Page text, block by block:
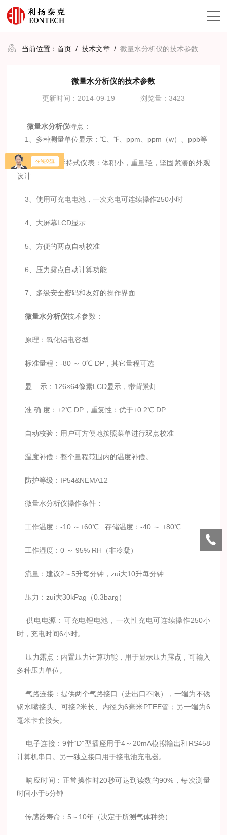
当前位置：首页 /技术文章 /微量水分析仪的技术参数
微量水分析仪的技术参数
更新时间：2014-09-19 浏览量：3423
微量水分析仪特点：
1、多种测量单位显示：℃、℉、ppm、ppm（w）、ppb等
2、真正的手持式仪表：体积小，重量轻，坚固紧凑的外观
设计
3、使用可充电电池，一次充电可连续操作250小时
4、大屏幕LCD显示
5、方便的两点自动校准
6、压力露点自动计算功能
7、多级安全密码和友好的操作界面
微量水分析仪技术参数：
原理：氧化铝电容型
标准量程：-80 ～ 0℃ DP，其它量程可选
显 示：126×64像素LCD显示，带背景灯
准 确 度：±2℃ DP，重复性：优于±0.2℃ DP
自动校验：用户可方便地按照菜单进行双点校准
温度补偿：整个量程范围内的温度补偿。
防护等级：IP54&NEMA12
微量水分析仪操作条件：
工作温度：-10 ～+60℃ 存储温度：-40 ～ +80℃
工作湿度：0 ～ 95% RH（非冷凝）
流量：建议2～5升每分钟，zui大10升每分钟
压力：zui大30kPag（0.3barg）
供电电源：可充电锂电池，一次性充电可连续操作250小
时，充电时间6小时。
压力露点：内置压力计算功能，用于显示压力露点，可输入
多种压力单位。
气路连接：提供两个气路接口（进出口不限），一端为不锈
钢水嘴接头、可接2米长、内径为6毫米PTEE管；另一端为6
毫米卡套接头。
电子连接：9针“D”型插座用于4～20mA模拟输出和RS458
计算机串口。另一独立接口用于接电池充电器。
响应时间：正常操作时20秒可达到读数的90%，每次测量
时间小于5分钟
传感器寿命：5～10年（决定于所测气体种类）